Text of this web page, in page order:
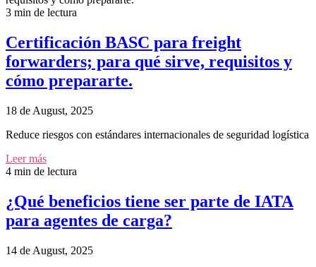
3 min de lectura
Certificación BASC para freight
forwarders; para qué sirve, requisitos y
cómo prepararte.
18 de August, 2025
Reduce riesgos con estándares internacionales de seguridad logística
Leer más
4 min de lectura
¿Qué beneficios tiene ser parte de IATA
para agentes de carga?
14 de August, 2025